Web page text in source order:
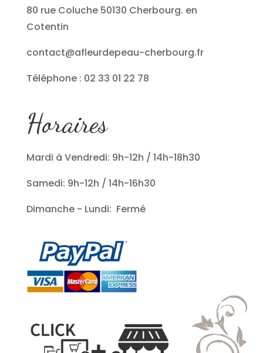
80 rue Coluche 50130 Cherbourg. en
Cotentin
contact@afleurdepeau-cherbourg.fr
Téléphone : 02 33 01 22 78
Horaires
Mardi à Vendredi: 9h-12h / 14h-18h30
Samedi: 9h-12h / 14h-16h30
Dimanche - Lundi: Fermé